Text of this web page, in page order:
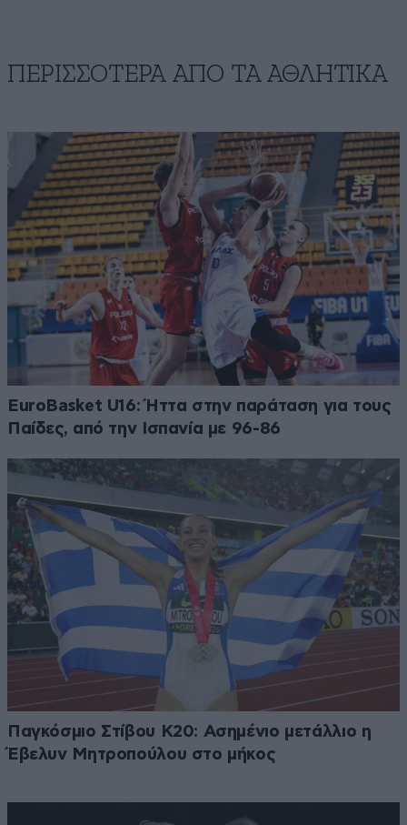
ΠΕΡΙΣΣΟΤΕΡΑ ΑΠΟ ΤA ΑΘΛΗΤΙΚΑ
EuroBasket U16: Ήττα στην παράταση για τους
Παίδες, από την Ισπανία με 96-86
Παγκόσμιο Στίβου Κ20: Ασημένιο μετάλλιο η
Έβελυν Μητροπούλου στο μήκος